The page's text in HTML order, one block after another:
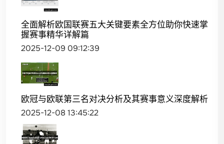
全面解析欧国联赛五大关键要素全方位助你快速掌
握赛事精华详解篇
2025-12-09 09:12:39
欧冠与欧联第三名对决分析及其赛事意义深度解析
2025-12-08 13:45:22